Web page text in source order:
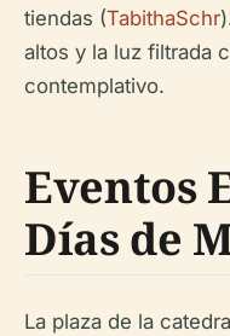
tiendas (TabithaSchr
altos y la luz filtrada
contemplativo.
Eventos
Días de
La plaza de la